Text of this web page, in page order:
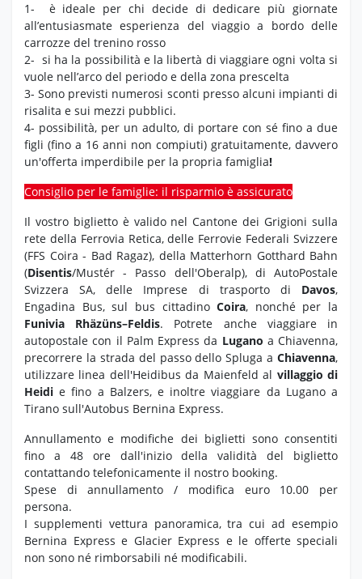
1- è ideale per chi decide di dedicare più giornate
all’entusiasmate esperienza del viaggio a bordo delle
carrozze del trenino rosso
2- si ha la possibilità e la libertà di viaggiare ogni volta si
vuole nell’arco del periodo e della zona prescelta
3- Sono previsti numerosi sconti presso alcuni impianti di
risalita e sui mezzi pubblici.
4- possibilità, per un adulto, di portare con sé fino a due
figli (fino a 16 anni non compiuti) gratuitamente, davvero
un'offerta imperdibile per la propria famiglia!
Consiglio per le famiglie: il risparmio è assicurato
Il vostro biglietto è valido nel Cantone dei Grigioni sulla
rete della Ferrovia Retica, delle Ferrovie Federali Svizzere
(FFS Coira - Bad Ragaz), della Matterhorn Gotthard Bahn
(Disentis/Mustér - Passo dell'Oberalp), di AutoPostale
Svizzera SA, delle Imprese di trasporto di Davos,
Engadina Bus, sul bus cittadinoCoira, nonché per la
Funivia Rhäzüns–Feldis. Potrete anche viaggiare in
autopostale con il Palm Express da Lugano a Chiavenna,
precorrere la strada del passo dello Spluga a Chiavenna,
utilizzare linea dell'Heidibus da Maienfeld al villaggio di
Heidi e fino a Balzers, e inoltre viaggiare da Lugano a
Tirano sull'Autobus Bernina Express.
Annullamento e modifiche dei biglietti sono consentiti
fino a 48 ore dall'inizio della validità del biglietto
contattando telefonicamente il nostro booking.
Spese di annullamento / modifica euro 10.00 per
persona.
I supplementi vettura panoramica, tra cui ad esempio
Bernina Express e Glacier Express e le offerte speciali
non sono né rimborsabili né modificabili.